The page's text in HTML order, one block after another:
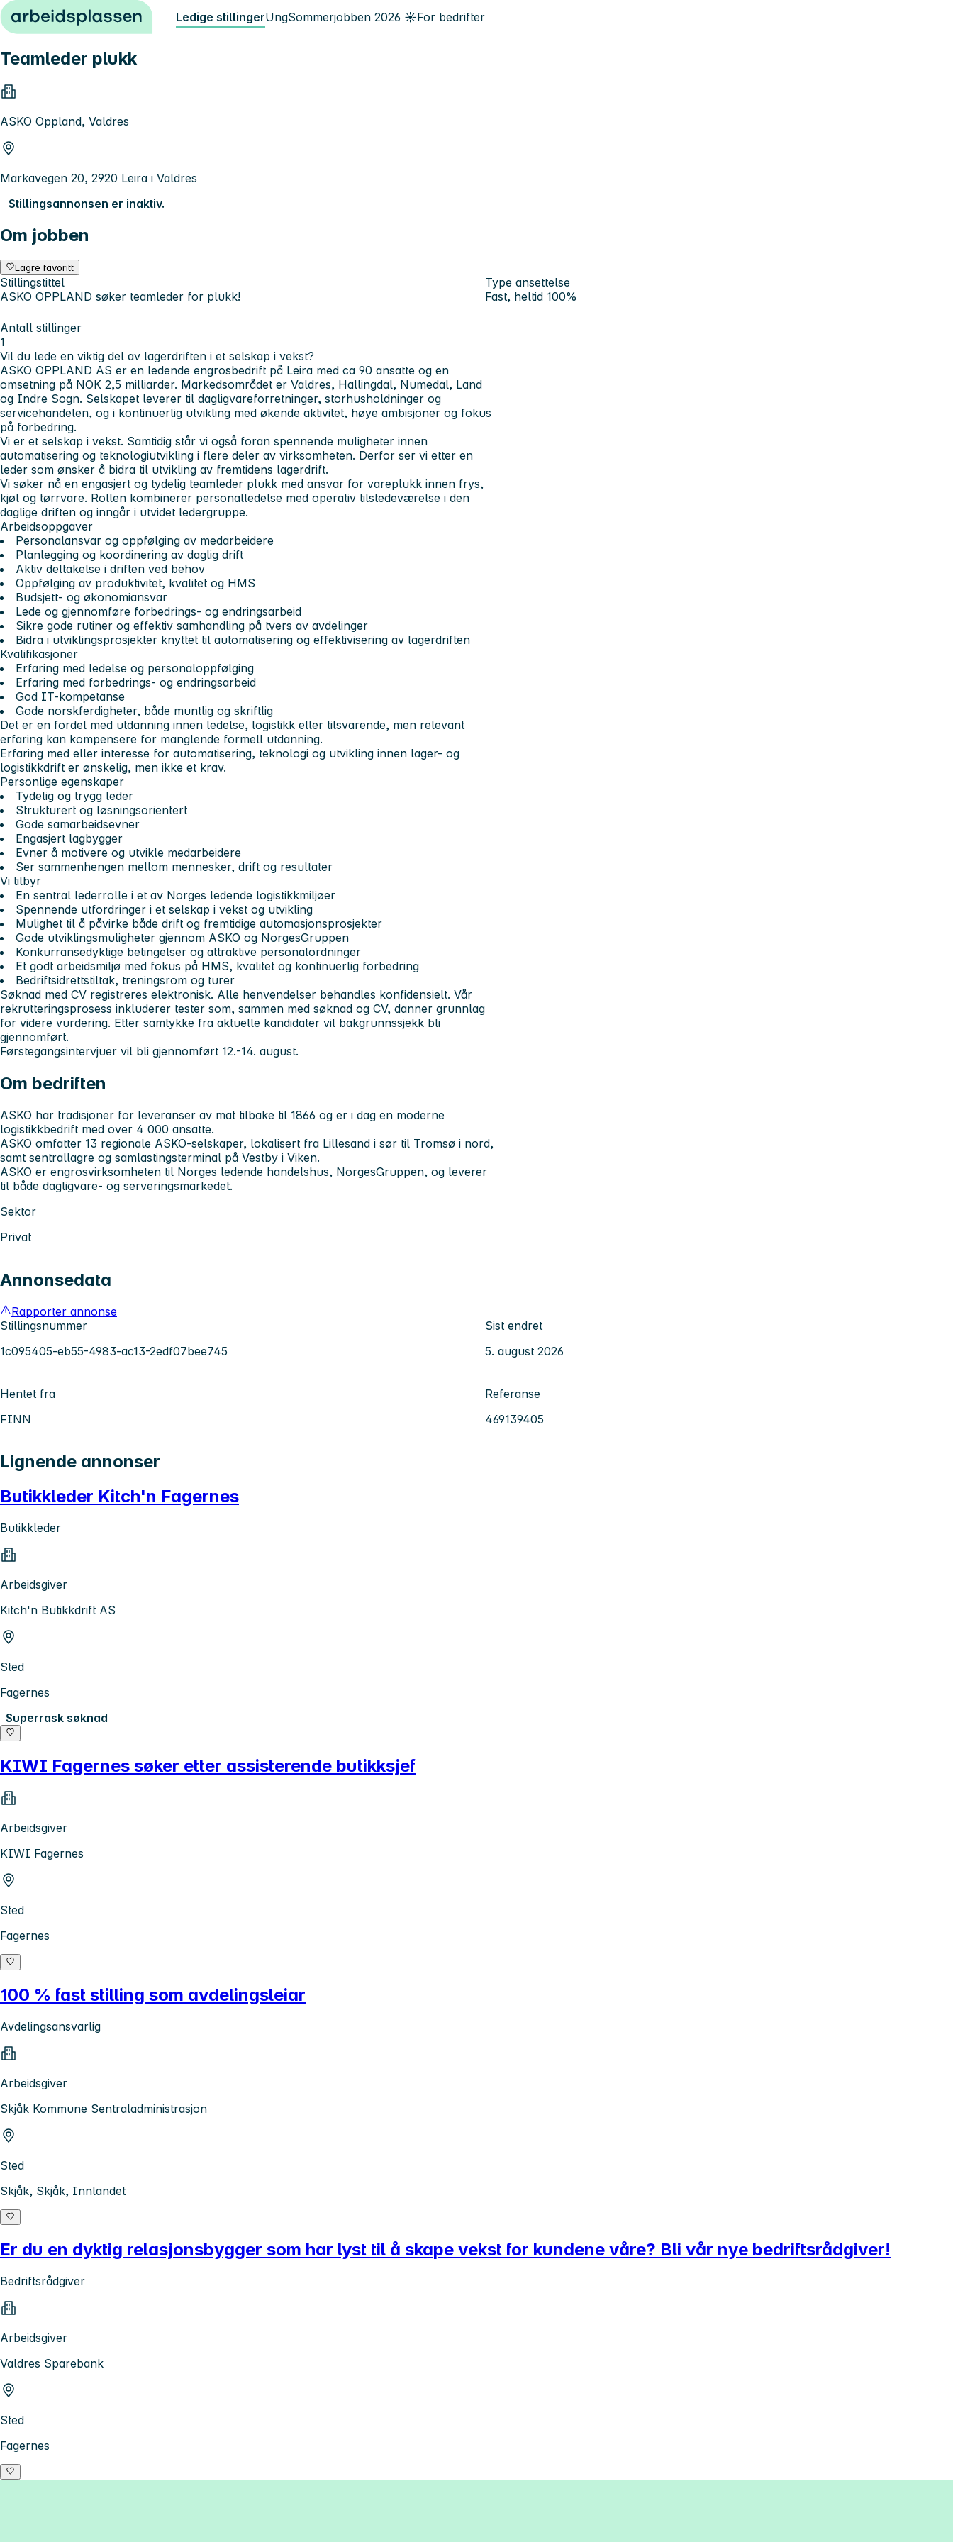
Hopp til innhold Ledige stillingerUngSommerjobben 2026 ☀️For bedrifter
Teamleder plukk
ASKO Oppland, Valdres
Markavegen 20, 2920 Leira i Valdres
Stillingsannonsen er inaktiv.
Om jobben
Lagre favoritt
Stillingstittel
ASKO OPPLAND søker teamleder for plukk!
Type ansettelse
Fast, heltid 100%
Antall stillinger
1
Vil du lede en viktig del av lagerdriften i et selskap i vekst?
ASKO OPPLAND AS er en ledende engrosbedrift på Leira med ca 90 ansatte og en
omsetning på NOK 2,5 milliarder. Markedsområdet er Valdres, Hallingdal, Numedal, Land
og Indre Sogn. Selskapet leverer til dagligvareforretninger, storhusholdninger og
servicehandelen, og i kontinuerlig utvikling med økende aktivitet, høye ambisjoner og fokus
på forbedring.
Vi er et selskap i vekst. Samtidig står vi også foran spennende muligheter innen
automatisering og teknologiutvikling i flere deler av virksomheten. Derfor ser vi etter en
leder som ønsker å bidra til utvikling av fremtidens lagerdrift.
Vi søker nå en engasjert og tydelig teamleder plukk med ansvar for vareplukk innen frys,
kjøl og tørrvare. Rollen kombinerer personalledelse med operativ tilstedeværelse i den
daglige driften og inngår i utvidet ledergruppe.
Arbeidsoppgaver
Personalansvar og oppfølging av medarbeidere
Planlegging og koordinering av daglig drift
Aktiv deltakelse i driften ved behov
Oppfølging av produktivitet, kvalitet og HMS
Budsjett- og økonomiansvar
Lede og gjennomføre forbedrings- og endringsarbeid
Sikre gode rutiner og effektiv samhandling på tvers av avdelinger
Bidra i utviklingsprosjekter knyttet til automatisering og effektivisering av lagerdriften
Kvalifikasjoner
Erfaring med ledelse og personaloppfølging
Erfaring med forbedrings- og endringsarbeid
God IT-kompetanse
Gode norskferdigheter, både muntlig og skriftlig
Det er en fordel med utdanning innen ledelse, logistikk eller tilsvarende, men relevant
erfaring kan kompensere for manglende formell utdanning.
Erfaring med eller interesse for automatisering, teknologi og utvikling innen lager- og
logistikkdrift er ønskelig, men ikke et krav.
Personlige egenskaper
Tydelig og trygg leder
Strukturert og løsningsorientert
Gode samarbeidsevner
Engasjert lagbygger
Evner å motivere og utvikle medarbeidere
Ser sammenhengen mellom mennesker, drift og resultater
Vi tilbyr
En sentral lederrolle i et av Norges ledende logistikkmiljøer
Spennende utfordringer i et selskap i vekst og utvikling
Mulighet til å påvirke både drift og fremtidige automasjonsprosjekter
Gode utviklingsmuligheter gjennom ASKO og NorgesGruppen
Konkurransedyktige betingelser og attraktive personalordninger
Et godt arbeidsmiljø med fokus på HMS, kvalitet og kontinuerlig forbedring
Bedriftsidrettstiltak, treningsrom og turer
Søknad med CV registreres elektronisk. Alle henvendelser behandles konfidensielt. Vår
rekrutteringsprosess inkluderer tester som, sammen med søknad og CV, danner grunnlag
for videre vurdering. Etter samtykke fra aktuelle kandidater vil bakgrunnssjekk bli
gjennomført.
Førstegangsintervjuer vil bli gjennomført 12.-14. august.
Om bedriften
ASKO har tradisjoner for leveranser av mat tilbake til 1866 og er i dag en moderne
logistikkbedrift med over 4 000 ansatte.
ASKO omfatter 13 regionale ASKO-selskaper, lokalisert fra Lillesand i sør til Tromsø i nord,
samt sentrallagre og samlastingsterminal på Vestby i Viken.
ASKO er engrosvirksomheten til Norges ledende handelshus, NorgesGruppen, og leverer
til både dagligvare- og serveringsmarkedet.
Sektor
Privat
Annonsedata
Rapporter annonse
Stillingsnummer
1c095405-eb55-4983-ac13-2edf07bee745
Sist endret
5. august 2026
Hentet fra
FINN
Referanse
469139405
Lignende annonser
Butikkleder Kitch'n Fagernes
Butikkleder
Arbeidsgiver
Kitch'n Butikkdrift AS
Sted
Fagernes
Superrask søknad
KIWI Fagernes søker etter assisterende butikksjef
Arbeidsgiver
KIWI Fagernes
Sted
Fagernes
100 % fast stilling som avdelingsleiar
Avdelingsansvarlig
Arbeidsgiver
Skjåk Kommune Sentraladministrasjon
Sted
Skjåk, Skjåk, Innlandet
Er du en dyktig relasjonsbygger som har lyst til å skape vekst for kundene våre? Bli vår nye bedriftsrådgiver!
Bedriftsrådgiver
Arbeidsgiver
Valdres Sparebank
Sted
Fagernes